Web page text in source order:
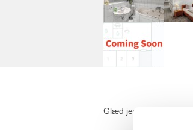
Glæd jer til et